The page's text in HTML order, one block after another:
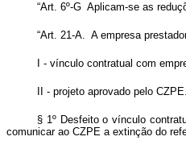
“Art. 6º-G Aplicam-se as
“Art. 21-A. A empresa
I - vínculo contratual com
II - projeto aprovado pelo CZPE.
§ 1º Desfeito o vínculo
comunicar ao CZPE a extinção do